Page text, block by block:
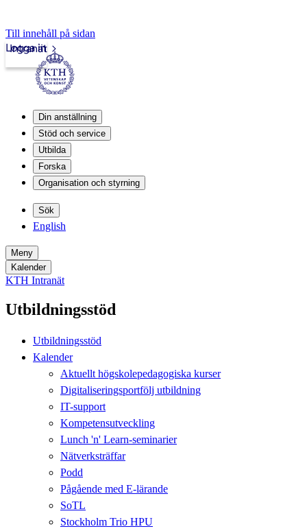
Till innehåll på sidan
Intranät
Logga in
Din anställning
Stöd och service
Utbilda
Forska
Organisation och styrning
Sök
English
Meny
Kalender
KTH Intranät
Utbildningsstöd
Utbildningsstöd
Kalender
Aktuellt högskolepedagogiska kurser
Digitaliseringsportfölj utbildning
IT-support
Kompetensutveckling
Lunch 'n' Learn-seminarier
Nätverksträffar
Podd
Pågående med E-lärande
SoTL
Stockholm Trio HPU